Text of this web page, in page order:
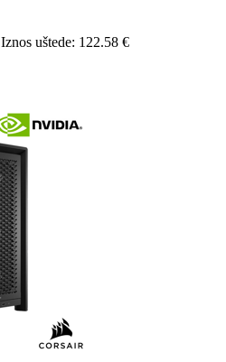
Iznos uštede: 122.58 €